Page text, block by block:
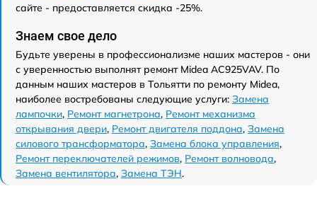
сайте - предоставляется скидка -25%.
Знаем свое дело
Будьте уверены в профессионализме наших мастеров - они
с уверенностью выполнят ремонт Midea AC925VAV. По
данным наших мастеров в Тольятти по ремонту Midea,
наиболее востребованы следующие услуги: Замена
лампочки, Ремонт магнетрона, Ремонт механизма
открывания двери, Ремонт двигателя поддона, Замена
силового трансформатора, Замена блока управления,
Ремонт переключателей режимов, Ремонт волновода,
Замена вентилятора, Замена ТЭН.